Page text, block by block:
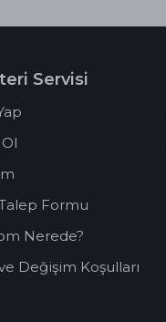
Servisi
Ol
Formu
Nerede?
Değişim Koşulları